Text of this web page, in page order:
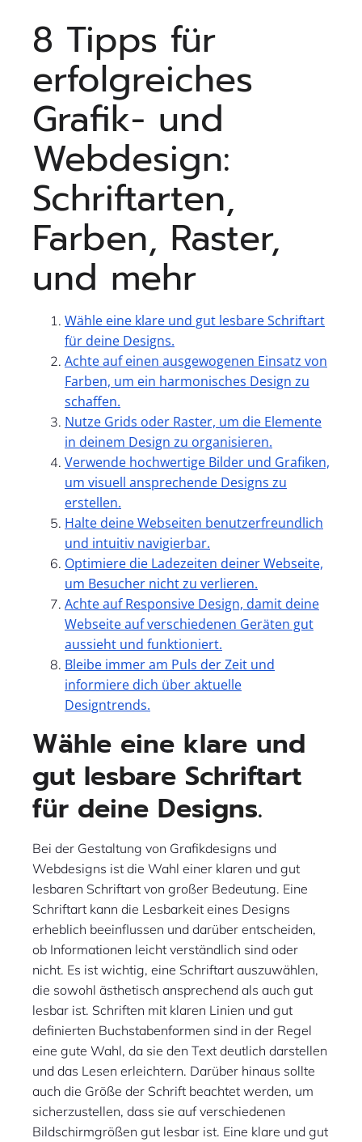
8 Tipps für
erfolgreiches
Grafik- und
Webdesign:
Schriftarten,
Farben, Raster,
und mehr
Wähle eine klare und gut lesbare Schriftart
für deine Designs.
Achte auf einen ausgewogenen Einsatz von
Farben, um ein harmonisches Design zu
schaffen.
Nutze Grids oder Raster, um die Elemente
in deinem Design zu organisieren.
Verwende hochwertige Bilder und Grafiken,
um visuell ansprechende Designs zu
erstellen.
Halte deine Webseiten benutzerfreundlich
und intuitiv navigierbar.
Optimiere die Ladezeiten deiner Webseite,
um Besucher nicht zu verlieren.
Achte auf Responsive Design, damit deine
Webseite auf verschiedenen Geräten gut
aussieht und funktioniert.
Bleibe immer am Puls der Zeit und
informiere dich über aktuelle
Designtrends.
Wähle eine klare und
gut lesbare Schriftart
für deine Designs.
Bei der Gestaltung von Grafikdesigns und
Webdesigns ist die Wahl einer klaren und gut
lesbaren Schriftart von großer Bedeutung. Eine
Schriftart kann die Lesbarkeit eines Designs
erheblich beeinflussen und darüber entscheiden,
ob Informationen leicht verständlich sind oder
nicht. Es ist wichtig, eine Schriftart auszuwählen,
die sowohl ästhetisch ansprechend als auch gut
lesbar ist. Schriften mit klaren Linien und gut
definierten Buchstabenformen sind in der Regel
eine gute Wahl, da sie den Text deutlich darstellen
und das Lesen erleichtern. Darüber hinaus sollte
auch die Größe der Schrift beachtet werden, um
sicherzustellen, dass sie auf verschiedenen
Bildschirmgrößen gut lesbar ist. Eine klare und gut